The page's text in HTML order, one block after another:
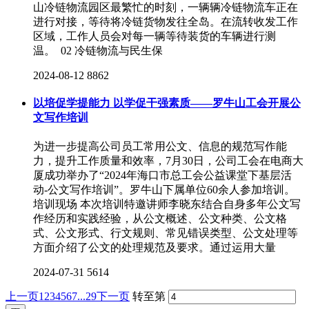
山冷链物流园区最繁忙的时刻，一辆辆冷链物流车正在
进行对接，等待将冷链货物发往全岛。在流转收发工作
区域，工作人员会对每一辆等待装货的车辆进行测
温。 02 冷链物流与民生保
2024-08-12 8862
以培促学提能力 以学促干强素质——罗牛山工会开展公
文写作培训
为进一步提高公司员工常用公文、信息的规范写作能
力，提升工作质量和效率，7月30日，公司工会在电商大
厦成功举办了“2024年海口市总工会公益课堂下基层活
动-公文写作培训”。罗牛山下属单位60余人参加培训。
培训现场 本次培训特邀讲师李晓东结合自身多年公文写
作经历和实践经验，从公文概述、公文种类、公文格
式、公文形式、行文规则、常见错误类型、公文处理等
方面介绍了公文的处理规范及要求。通过运用大量
2024-07-31 5614
上一页1 234567...29下一页 转至第